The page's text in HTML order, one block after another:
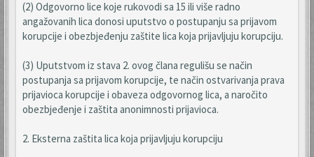
(2) Odgovorno lice koje rukovodi sa 15 ili više radno
angažovanih lica donosi uputstvo o postupanju sa prijavom
korupcije i obezbjeđenju zaštite lica koja prijavljuju korupciju.
(3) Uputstvom iz stava 2. ovog člana regulišu se način
postupanja sa prijavom korupcije, te način ostvarivanja prava
prijavioca korupcije i obaveza odgovornog lica, a naročito
obezbjeđenje i zaštita anonimnosti prijavioca.
2. Eksterna zaštita lica koja prijavljuju korupciju